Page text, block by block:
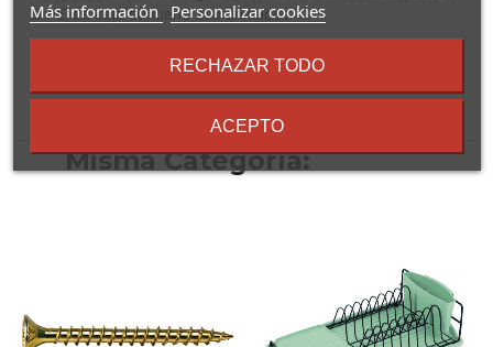
D / E. La caja contiene 200 unidades.
16 Otros Productos En La
Misma Categoría:
Más información sobre
términos
condiciones
Personalizar cookies
RECHAZAR TODO
ACEPTO